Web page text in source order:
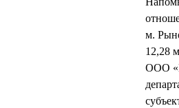
м.
12,28
ООО